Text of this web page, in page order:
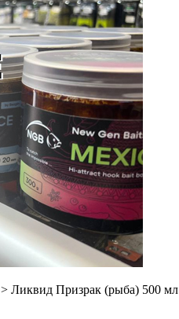
> Ликвид Призрак (рыба) 500 мл